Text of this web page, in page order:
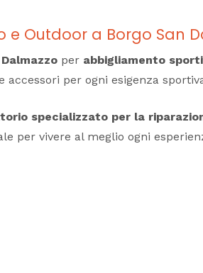
e Outdoor a Borgo San
per abbigliamento
per ogni esigenza
specializzato per la
per vivere al meglio ogni